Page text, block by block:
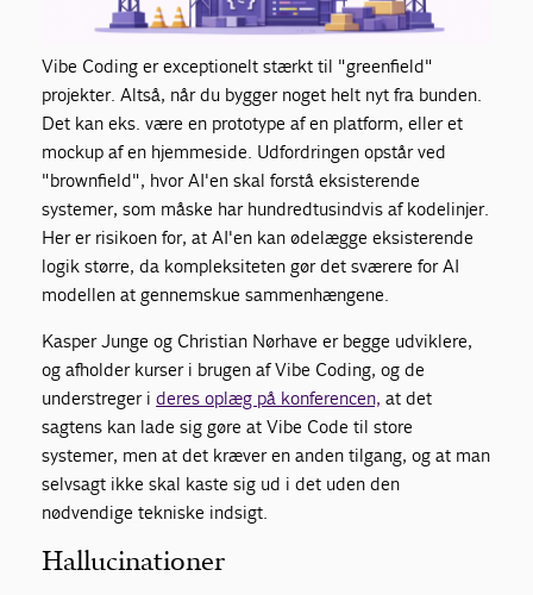
Vibe Coding er exceptionelt stærkt til "greenfield"
projekter. Altså, når du bygger noget helt nyt fra bunden.
Det kan eks. være en prototype af en platform, eller et
mockup af en hjemmeside. Udfordringen opstår ved
"brownfield", hvor AI'en skal forstå eksisterende
systemer, som måske har hundredtusindvis af kodelinjer.
Her er risikoen for, at AI'en kan ødelægge eksisterende
logik større, da kompleksiteten gør det sværere for AI
modellen at gennemskue sammenhængene.
Kasper Junge og Christian Nørhave er begge udviklere,
og afholder kurser i brugen af Vibe Coding, og de
understreger ideres oplæg på konferencen, at det
sagtens kan lade sig gøre at Vibe Code til store
systemer, men at det kræver en anden tilgang, og at man
selvsagt ikke skal kaste sig ud i det uden den
nødvendige tekniske indsigt.
Hallucinationer